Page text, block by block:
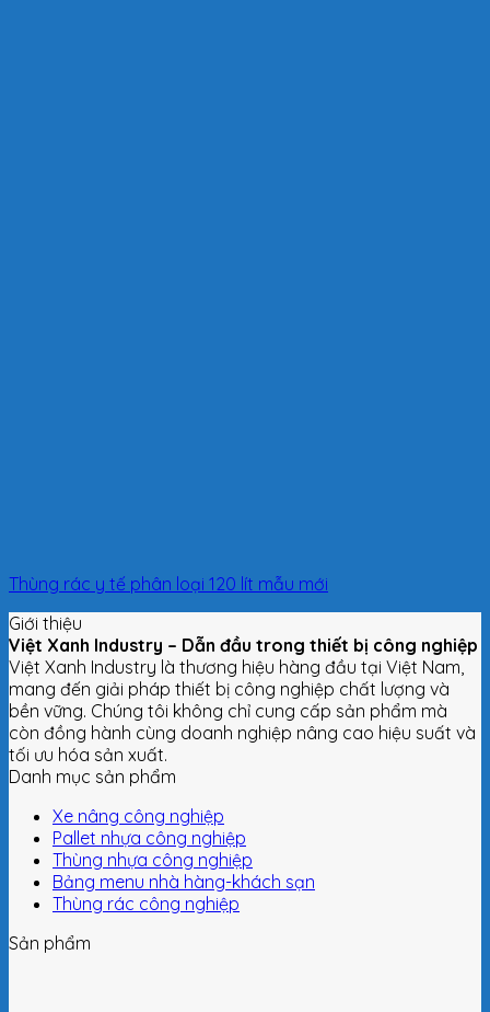
Thùng rác y tế phân loại 120 lít mẫu mới
Giới thiệu
Việt Xanh Industry – Dẫn đầu trong thiết bị công nghiệp
Việt Xanh Industry là thương hiệu hàng đầu tại Việt Nam,
mang đến giải pháp thiết bị công nghiệp chất lượng và
bền vững. Chúng tôi không chỉ cung cấp sản phẩm mà
còn đồng hành cùng doanh nghiệp nâng cao hiệu suất và
tối ưu hóa sản xuất.
Danh mục sản phẩm
Xe nâng công nghiệp
Pallet nhựa công nghiệp
Thùng nhựa công nghiệp
Bảng menu nhà hàng-khách sạn
Thùng rác công nghiệp
Sản phẩm